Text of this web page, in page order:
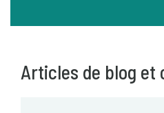
Articles de blog et